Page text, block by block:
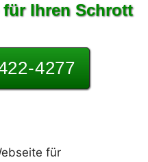
Ihren Schrott
4277
für